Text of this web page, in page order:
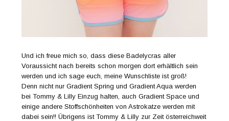
Und ich freue mich so, dass diese Badelycras aller
Voraussicht nach bereits schon morgen dort erhältlich sein
werden und ich sage euch, meine Wunschliste ist groß!
Denn nicht nur Gradient Spring und Gradient Aqua werden
bei Tommy & Lilly Einzug halten, auch Gradient Space und
einige andere Stoffschönheiten von Astrokatze werden mit
dabei sein!! Übrigens ist Tommy & Lilly zur Zeit österreichweit